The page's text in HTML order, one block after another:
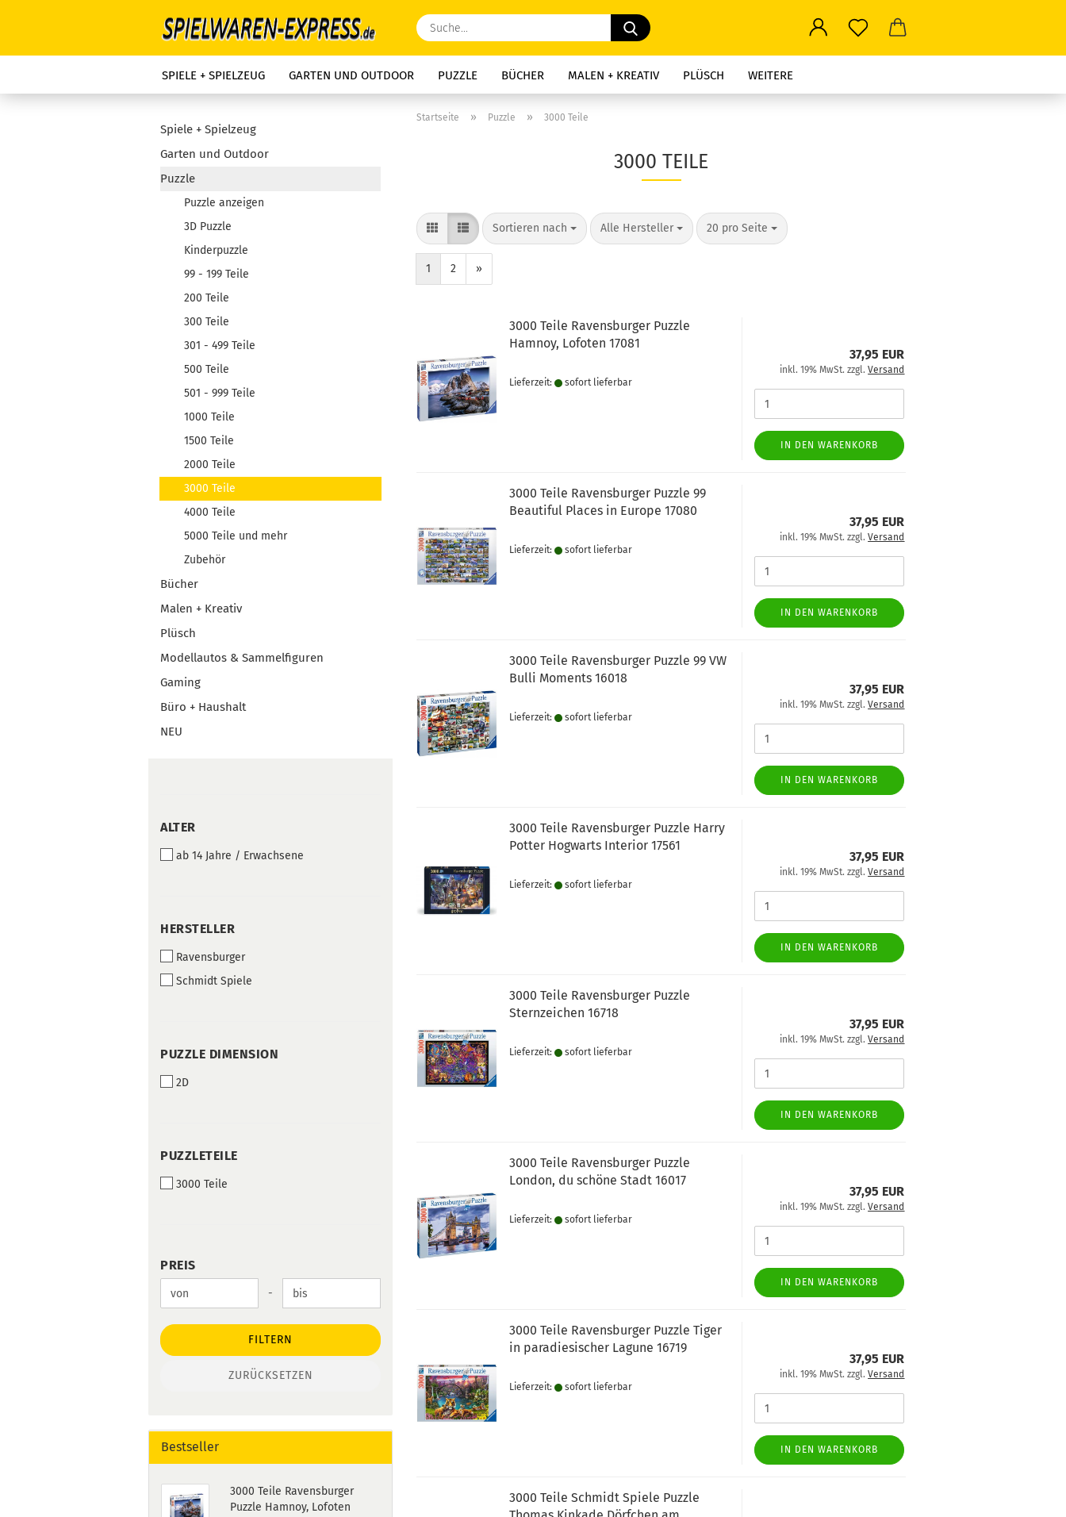
Suche...
SPIELE + SPIELZEUG GARTEN UND OUTDOOR PUZZLE BÜCHER MALEN + KREATIV PLÜSCH WEITERE
Startseite » Puzzle » 3000 Teile
3000 TEILE
Sortieren nach
Sortieren nach Alle Hersteller
pro Seite 20 pro Seite
pro Seite
1 2 »
3000 Teile Ravensburger Puzzle
Hamnoy, Lofoten 17081
Lieferzeit: sofort lie­fer­bar
37,95 EUR
inkl. 19% MwSt. zzgl.Versand
IN DEN WARENKORB
3000 Teile Ravensburger Puzzle 99
Beautiful Places in Europe 17080
Lieferzeit: sofort lie­fer­bar
37,95 EUR
inkl. 19% MwSt. zzgl.Versand
IN DEN WARENKORB
3000 Teile Ravensburger Puzzle 99 VW
Bulli Moments 16018
Lieferzeit: sofort lie­fer­bar
37,95 EUR
inkl. 19% MwSt. zzgl.Versand
IN DEN WARENKORB
3000 Teile Ravensburger Puzzle Harry
Potter Hogwarts Interior 17561
Lieferzeit: sofort lie­fer­bar
37,95 EUR
inkl. 19% MwSt. zzgl.Versand
IN DEN WARENKORB
3000 Teile Ravensburger Puzzle
Sternzeichen 16718
Lieferzeit: sofort lie­fer­bar
37,95 EUR
inkl. 19% MwSt. zzgl.Versand
IN DEN WARENKORB
3000 Teile Ravensburger Puzzle
London, du schöne Stadt 16017
Lieferzeit: sofort lie­fer­bar
37,95 EUR
inkl. 19% MwSt. zzgl.Versand
IN DEN WARENKORB
3000 Teile Ravensburger Puzzle Tiger
in paradiesischer Lagune 16719
Lieferzeit: sofort lie­fer­bar
37,95 EUR
inkl. 19% MwSt. zzgl.Versand
IN DEN WARENKORB
3000 Teile Schmidt Spiele Puzzle
Spiele + Spielzeug
Garten und Outdoor
Puzzle
Puzzle anzeigen
3D Puzzle
Kinderpuzzle
99 - 199 Teile
200 Teile
300 Teile
301 - 499 Teile
500 Teile
501 - 999 Teile
1000 Teile
1500 Teile
2000 Teile
3000 Teile
4000 Teile
5000 Teile und mehr
Zubehör
Bücher
Malen + Kreativ
Plüsch
Modellautos & Sammelfiguren
Gaming
Büro + Haushalt
NEU
ALTER
ALTER
ab 14 Jahre / Erwachsene
HERSTELLER
HERSTELLER
Ravensburger
Schmidt Spiele
PUZZLE
PUZZLE DIMENSION
2D
PUZZLETEILE
PUZZLETEILE
3000 Teile
PREIS
Preis bis -
FILTERN
ZURÜCKSETZEN
Bestseller
3000 Teile Ravensburger
Puzzle Hamnoy, Lofoten